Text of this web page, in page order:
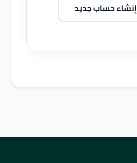
إنشاء حساب جديد